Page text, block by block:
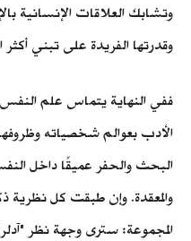
وتشابك العلاقات الإنسانية
وقدرتها الفريدة على تبني أكثر
ففي النهاية يتماس علم
الأدب بعوالم شخصياته وظروفها
البحث والحفر عميقًا داخل
والمعقدة. وإن طبقت كل
المجموعة: سترى وجهة نظر